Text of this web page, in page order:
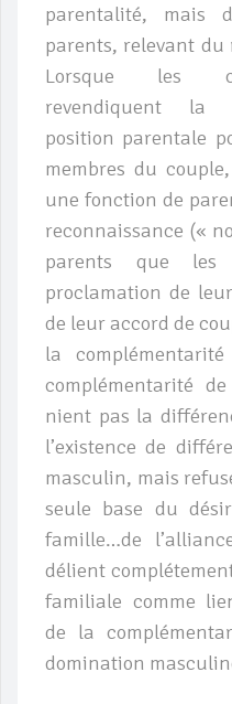
parentalité, mais
parents, relevant du
Lorsque les
revendiquent la
position parentale
membres du
une fonction de
reconnaissance («
parents que
proclamation de
de leur accord de
la
complémentarité
nient pas la
l’existence de
masculin, mais
seule base du
famille…de
délient
familiale comme
de la
domination